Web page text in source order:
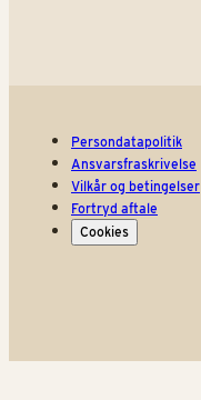
Persondatapolitik
Ansvarsfraskrivelse
Vilkår og betingelser
Fortryd aftale
Cookies